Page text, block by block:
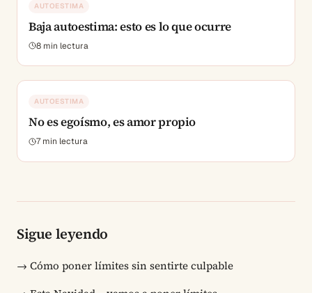
AUTOESTIMA
Baja autoestima: esto es lo que ocurre
8 min lectura
AUTOESTIMA
No es egoísmo, es amor propio
7min lectura
Sigue leyendo
→ Cómo poner límites sin sentirte culpable